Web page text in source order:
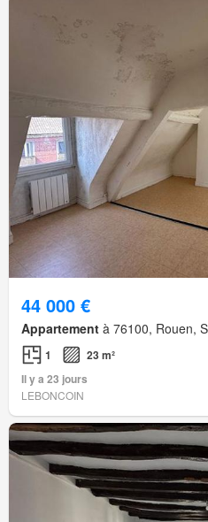
44 000 €
Appartement à 76100, Rouen,
1
23 m²
Il y a 23 jours
LEBONCOIN